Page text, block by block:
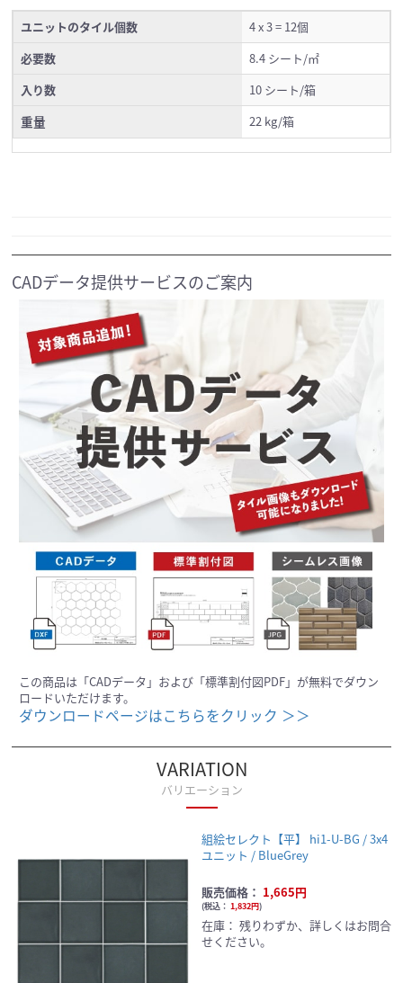
ユニットのタイル個数
4 x 3 = 12個
必要数
8.4 シート/㎡
入り数
10 シート/箱
重量 22 kg/箱
CADデータ提供サービスのご案内
この商品は「CADデータ」および「標準割付図PDF」が無料でダウン
ロードいただけます。
ダウンロードページはこちらをクリック ＞＞
VARIATION
バリエーション
組絵セレクト【平】 hi1-U-BG / 3x4
ユニット / BlueGrey
販売価格： 1,665円
(税込： 1,832円)
在庫： 残りわずか、詳しくはお問合
せください。